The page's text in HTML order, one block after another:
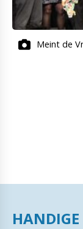
Meint de